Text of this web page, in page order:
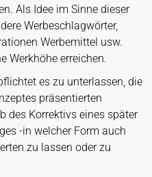
Als Idee im Sinne dieser
Werbeschlagwörter,
Werbemittel usw.
Werkhöhe erreichen.
es zu unterlassen, die
präsentierten
des Korrektivs eines später
-in welcher Form auch
zu lassen oder zu